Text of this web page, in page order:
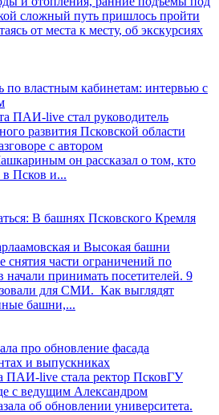
сложный путь пришлось пройти
от места к месту, об экскурсиях
по властным кабинетам: интервью с
ПАИ-live стал руководитель
развития Псковской области
с автором
он рассказал о том, кто
в Псков и...
В башнях Псковского Кремля
и Высокая башни
снятия части ограничений по
начали принимать посетителей. 9
для СМИ. Как выглядят
башни,...
про обновление фасада
и выпускниках
ПАИ-live стала ректор ПсковГУ
с ведущим Александром
об обновлении университета.